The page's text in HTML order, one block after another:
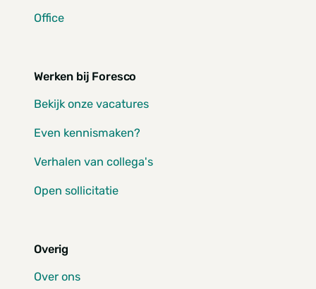
Office
Werken bij Foresco
Bekijk onze vacatures
Even kennismaken?
Verhalen van collega's
Open sollicitatie
Overig
Over ons